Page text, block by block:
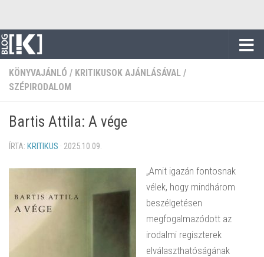
KÖNYVAJÁNLÓ / KRITIKUSOK AJÁNLÁSÁVAL /
SZÉPIRODALOM
Bartis Attila: A vége
ÍRTA: KRITIKUS · 2025.10.09.
„Amit igazán fontosnak
vélek, hogy mindhárom
beszélgetésen
megfogalmazódott az
irodalmi regiszterek
elválaszthatóságának